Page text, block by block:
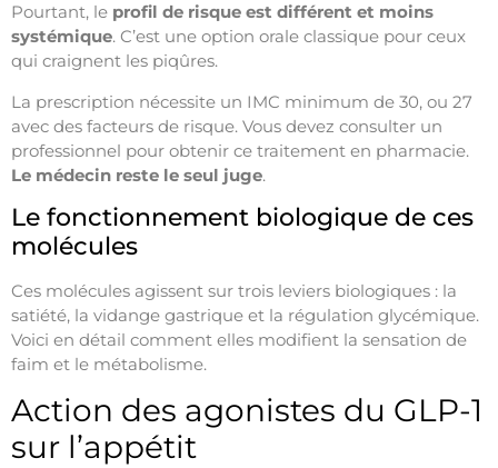
Pourtant, le profil de risque est différent et moins
systémique. C’est une option orale classique pour ceux
qui craignent les piqûres.
La prescription nécessite un IMC minimum de 30, ou 27
avec des facteurs de risque. Vous devez consulter un
professionnel pour obtenir ce traitement en pharmacie.
Le médecin reste le seul juge.
Le fonctionnement biologique de ces
molécules
Ces molécules agissent sur trois leviers biologiques : la
satiété, la vidange gastrique et la régulation glycémique.
Voici en détail comment elles modifient la sensation de
faim et le métabolisme.
Action des agonistes du GLP-1
sur l’appétit